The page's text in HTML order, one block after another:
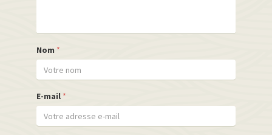
Nom *
E-mail *